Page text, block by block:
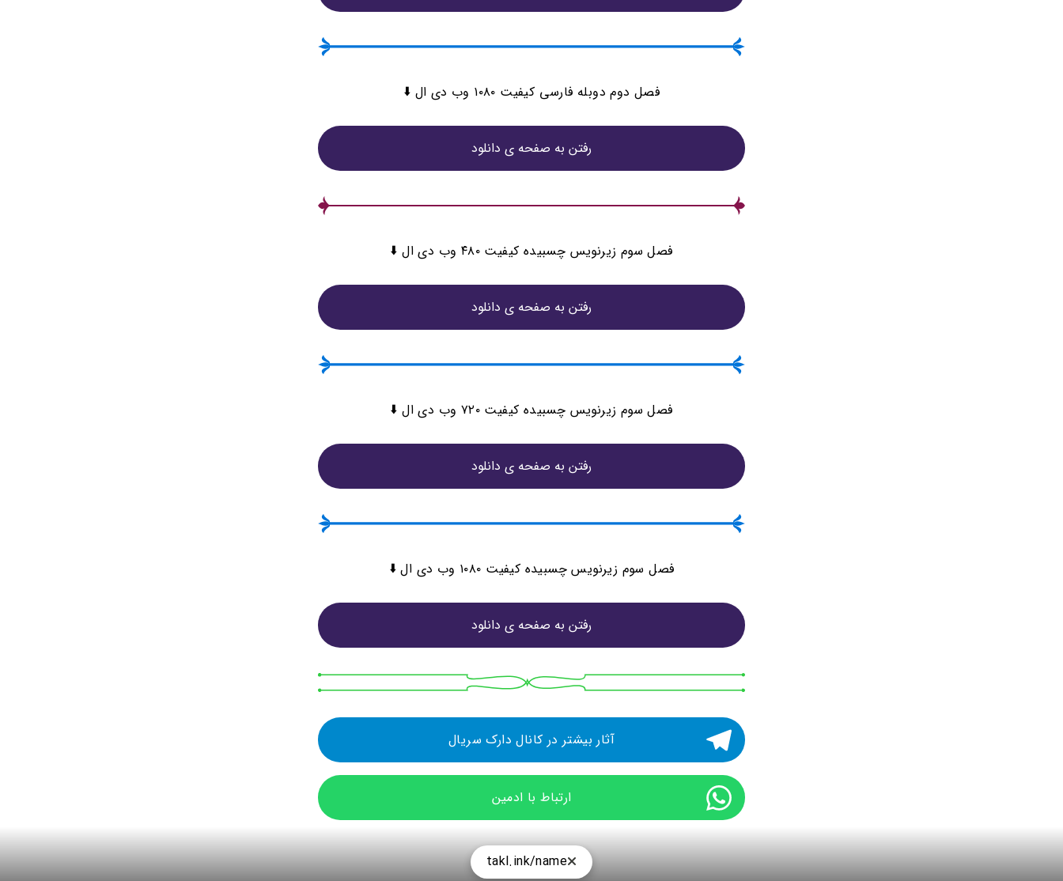
فصل دوم دوبله فارسی کیفیت ۱۰۸۰ وب دی ال ⬇️
رفتن به صفحه ی دانلود
فصل سوم زیرنویس چسبیده کیفیت ۴۸۰ وب دی ال ⬇️
رفتن به صفحه ی دانلود
فصل سوم زیرنویس چسبیده کیفیت ۷۲۰ وب دی ال ⬇️
رفتن به صفحه ی دانلود
فصل سوم زیرنویس چسبیده کیفیت ۱۰۸۰ وب دی ال ⬇️
رفتن به صفحه ی دانلود
آثار بیشتر در کانال دارک سریال
ارتباط با ادمین
takl.ink/name